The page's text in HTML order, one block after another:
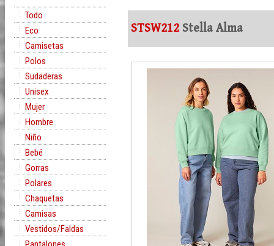
Todo
Eco
Camisetas
Polos
Sudaderas
Unisex
Mujer
Hombre
Niño
Bebé
Gorras
Polares
Chaquetas
Camisas
Vestidos/Faldas
STSW212 Stella Alma